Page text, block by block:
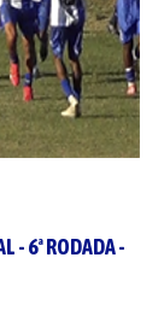
- 6ª RODADA -